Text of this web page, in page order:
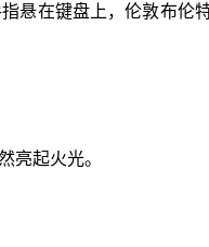
悬在键盘上，伦敦布
亮起火光。